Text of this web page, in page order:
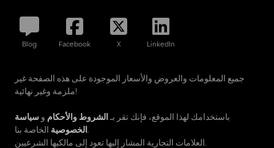
Blog Facebook X LinkedIn
جميع المعلومات والعروض والأسعار الموجودة على هذه الصفحة غير
ملزمة وغير نهائية!
باستخدامك لهذا الموقع، فإنك تقر بـ الشروط والأحكام و سياسة
الخصوصيةالخاصة بنا.
العلامات التجارية المشار إليها تعود إلى مالكيها الشرعيين.